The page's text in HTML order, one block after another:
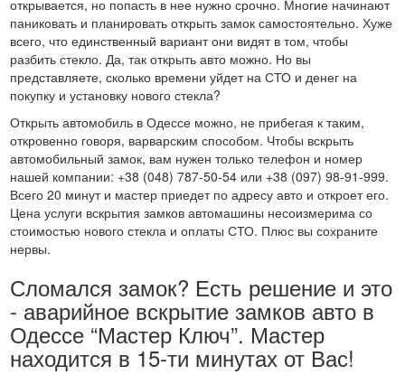
открывается, но попасть в нее нужно срочно. Многие начинают
паниковать и планировать открыть замок самостоятельно. Хуже
всего, что единственный вариант они видят в том, чтобы
разбить стекло. Да, так открыть авто можно. Но вы
представляете, сколько времени уйдет на СТО и денег на
покупку и установку нового стекла?
Открыть автомобиль в Одессе можно, не прибегая к таким,
откровенно говоря, варварским способом. Чтобы вскрыть
автомобильный замок, вам нужен только телефон и номер
нашей компании: +38 (048) 787-50-54 или +38 (097) 98-91-999.
Всего 20 минут и мастер приедет по адресу авто и откроет его.
Цена услуги вскрытия замков автомашины несоизмерима со
стоимостью нового стекла и оплаты СТО. Плюс вы сохраните
нервы.
Сломался замок? Есть решение и это
- аварийное вскрытие замков авто в
Одессе “Мастер Ключ”. Мастер
находится в 15-ти минутах от Вас!